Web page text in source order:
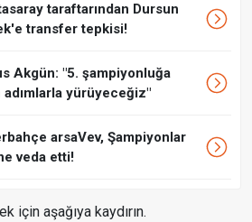
taraftarından Dursun
transfer tepkisi!
Akgün: "5. şampiyonluğa
adımlarla yürüyeceğiz"
arsaVev, Şampiyonlar
veda etti!
için aşağıya kaydırın.